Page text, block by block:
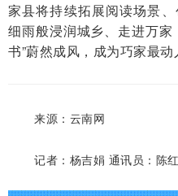
家县将持续拓展阅读场景
细雨般浸润城乡、走进万
书”蔚然成风，成为巧家最
来源：云南网
记者：杨吉娟 通讯员：陈